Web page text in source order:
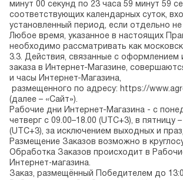
минут 00 секунд по 23 часа 59 минут 59
соответствующих календарных суток,
установленный период, если отдельно
Любое время, указанное в настоящих
необходимо рассматривать как
3.3. Действия, связанные с оформлением
заказа в Интернет-Магазине,
и часы Интернет-Магазина,
размещенного по адресу: https://
(далее – «Сайт»).
Рабочие дни Интернет-Магазина - с
четверг с 09.00–18.00 (UTC+3), в пятницу
(UTC+3), за исключением выходных и
Размещение Заказов возможно в
Обработка Заказов происходит в
Интернет‑магазина.
Заказ, размещённый Победителем до